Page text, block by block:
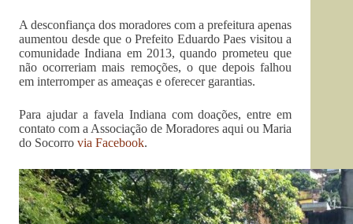
A desconfiança dos moradores com a prefeitura apenas
aumentou desde que o Prefeito Eduardo Paes visitou a
comunidade Indiana em 2013, quando prometeu que
não ocorreriam mais remoções, o que depois falhou
em interromper as ameaças e oferecer garantias.
Para ajudar a favela Indiana com doações, entre em
contato com a Associação de Moradores aqui ou Maria
do Socorro via Facebook.